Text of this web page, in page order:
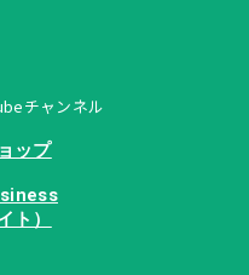
チャンネル
ップ
ト）